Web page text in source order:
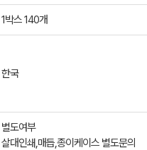
1박스 140개
한국
별도여부
살대인쇄,매듭,종이케이스 별도문의